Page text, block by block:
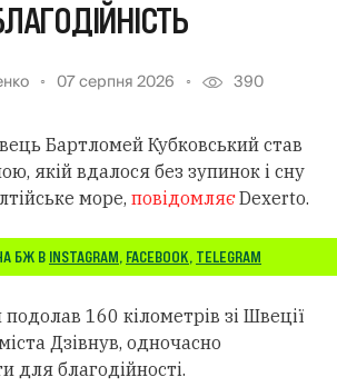
07 серпня 2026 390
Бартломей Кубковський став
якій вдалося без зупинок і сну
море, повідомляєDexerto.
БЖ В INSTAGRAM, FACEBOOK, TELEGRAM
160 кілометрів зі Швеції
Дзівнув, одночасно
для благодійності.